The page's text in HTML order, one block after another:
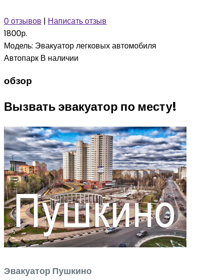
0 отзывов | Написать отзыв
1800р.
Модель: Эвакуатор легковых автомобиля
Автопарк В наличии
обзор
Вызвать эвакуатор по месту!
Эвакуатор Пушкино